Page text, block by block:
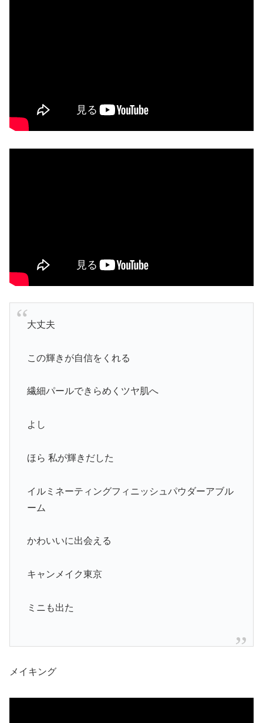
大丈夫
この輝きが自信をくれる
繊細パールできらめくツヤ肌へ
よし
ほら 私が輝きだした
イルミネーティングフィニッシュパウダーアブル
ーム
かわいいに出会える
キャンメイク東京
ミニも出た
メイキング